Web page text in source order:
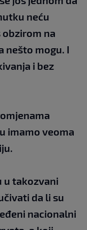
neću
na
nešto mogu. I
i bez
imamo veoma
u takozvani
​​da li su
nacionalni